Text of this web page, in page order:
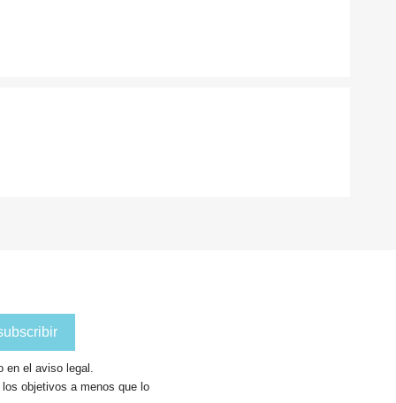
en el aviso legal.
objetivos a menos que lo